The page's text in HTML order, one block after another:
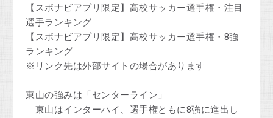
【スポナビアプリ限定】高校サッカー選手権・注目
選手ランキング
【スポナビアプリ限定】高校サッカー選手権・8強
ランキング
※リンク先は外部サイトの場合があります
東山の強みは「センターライン」
東山はインターハイ、選手権ともに8強に進出し